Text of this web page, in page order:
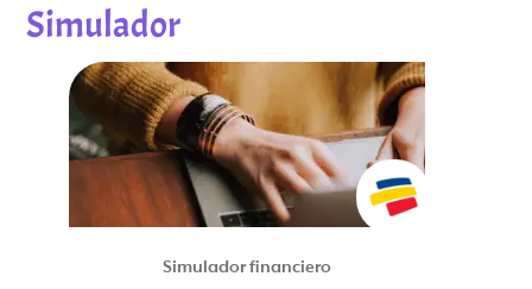
Simulador
Simulador financiero